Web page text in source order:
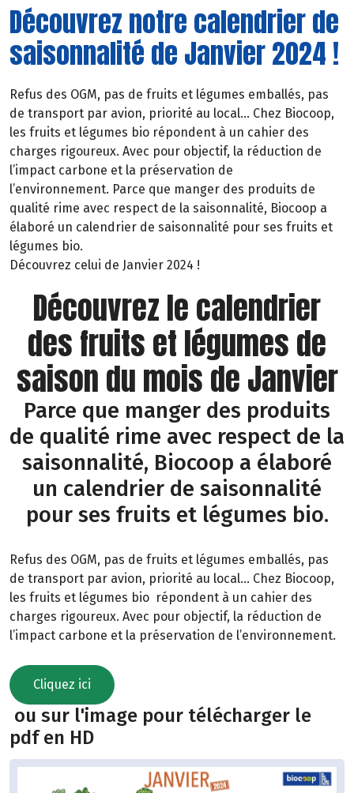
Découvrez notre calendrier de
saisonnalité de Janvier 2024 !
Refus des OGM, pas de fruits et légumes emballés, pas
de transport par avion, priorité au local… Chez Biocoop,
les fruits et légumes bio répondent à un cahier des
charges rigoureux. Avec pour objectif, la réduction de
l’impact carbone et la préservation de
l’environnement. Parce que manger des produits de
qualité rime avec respect de la saisonnalité, Biocoop a
élaboré un calendrier de saisonnalité pour ses fruits et
légumes bio.
Découvrez celui de Janvier 2024 !
Découvrez le calendrier
des fruits et légumes de
saison du mois de Janvier
Parce que manger des produits
de qualité rime avec respect de la
saisonnalité, Biocoop a élaboré
un calendrier de saisonnalité
pour ses fruits et légumes bio.
Refus des OGM, pas de fruits et légumes emballés, pas
de transport par avion, priorité au local… Chez Biocoop,
les fruits et légumes bio répondent à un cahier des
charges rigoureux. Avec pour objectif, la réduction de
l’impact carbone et la préservation de l’environnement.
Cliquez ici
ou sur l'image pour télécharger le
pdf en HD